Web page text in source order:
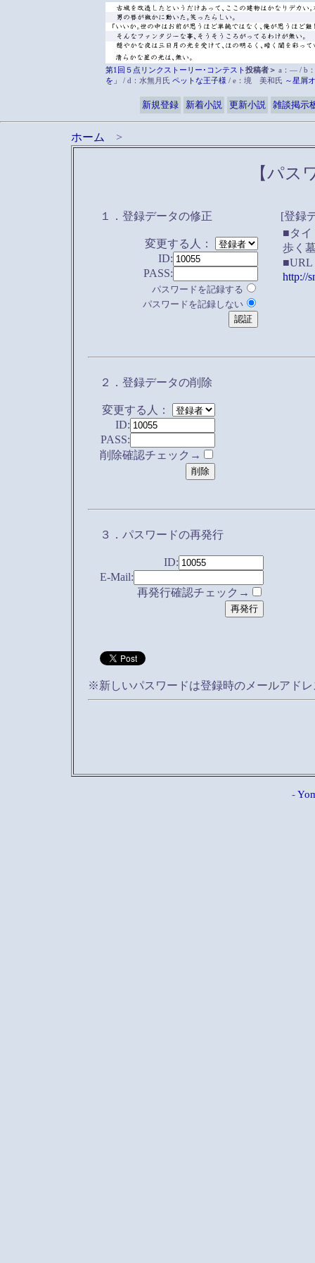
第1回５点リンクストーリー･コンテスト投稿者＞ a：― / b
を」
/ d：水無月氏 ペットな王子様 / e：境 美和氏 ～星屑
新規登録 新着小説 更新小説 雑談掲示
ホーム >
【パス
１．登録データの修正
変更する人：
ID:
PASS:
パスワードを記録する
パスワードを記録しない
[登録
■タイ
歩く
■URL
http://
２．登録データの削除
変更する人：
ID:
PASS:
削除確認チェック→
３．パスワードの再発行
ID:
E-Mail:
再発行確認チェック→
※新しいパスワードは登録時のメールアド
-